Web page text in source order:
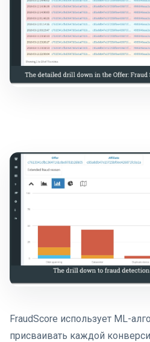
FraudScore использует ML-
присваивать каждой